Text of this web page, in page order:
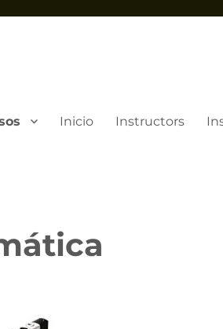
Inicio Instructors